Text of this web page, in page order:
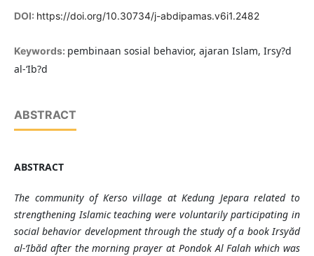
DOI: https://doi.org/10.30734/j-abdipamas.v6i1.2482
Keywords: pembinaan sosial behavior, ajaran Islam, Irsy?d
al-‘Ib?d
ABSTRACT
ABSTRACT
The community of Kerso village at Kedung Jepara related to
strengthening Islamic teaching were voluntarily participating in
social behavior development through the study of a bookIrsyăd
al-‘Ibădafter the morning prayer at Pondok Al Falah which was